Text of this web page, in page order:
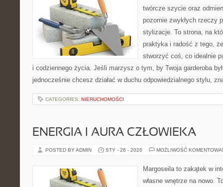
twórcze szycie oraz
pozornie zwykłych rzeczy
stylizacje. To strona, na
praktyka i radość z tego,
stworzyć coś, co idealnie
i codziennego życia. Jeśli marzysz o tym, by Twoja garderoba
jednocześnie chcesz działać w duchu odpowiedzialnego stylu,
CATEGORIES: NIERUCHOMOŚCI
ENERGIA I AURA CZŁOWIEKA
POSTED BY ADMIN STY - 26 - 2026 MOŻLIWOŚĆ
Margoseila to zakątek w
własne wnętrze na nowo.